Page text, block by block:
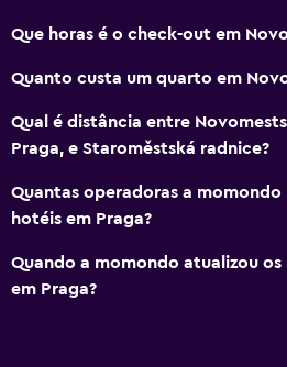
Que horas é o check-out em
Quanto custa um quarto em
Qual é distância entre
Praga, e Staroměstská radnice?
Quantas operadoras a momondo
hotéis em Praga?
Quando a momondo atualizou
em Praga?